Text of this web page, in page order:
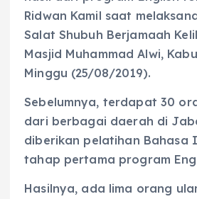
Ridwan Kamil saat
Salat Shubuh Berjamaah
Masjid Muhammad Alwi,
Minggu (25/08/2019).
Sebelumnya, terdapat 30
dari berbagai daerah di
diberikan pelatihan Bahasa
tahap pertama program
Hasilnya, ada lima orang